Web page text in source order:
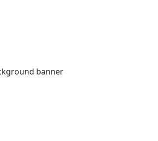
banner